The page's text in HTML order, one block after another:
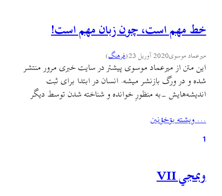
خط مهم است، چون زبان مهم است!
میرعماد موسوی2020 آوریل 23 (فرهنگ)
این متن از میرعماد موسوی پیشتر در سایت خبری مرور منتشر
شده و در ورگ بازنشر میشه. انسان در ابتدا برای ثبت
اندیشه‌هایش -به منظورِ خوانده و شناخته شدن توسط دیگر
ماندگاری در گذشتِ زمان، نوشته شدن (کتابت) اهمّیتی بیش از
پیش یافته و خط،…
… ويشته بۊخؤنين
1
وبمجي VII